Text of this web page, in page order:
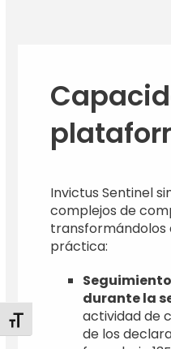
Alternar tamaño de letra
Invictus Sentinel
complejos de
transformándolos
práctica:
durante la
actividad de
de los